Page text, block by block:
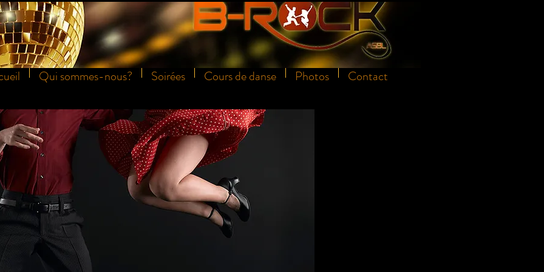
Qui sommes-nous? Soirées Cours de danse Photos Contact